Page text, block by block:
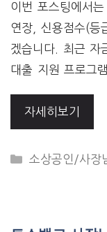
이번 포스팅에서
연장, 신용점수(등
겠습니다. 최근 자
대출 지원 프로그
자세히보기
CATEGORIES
소상공인/사장